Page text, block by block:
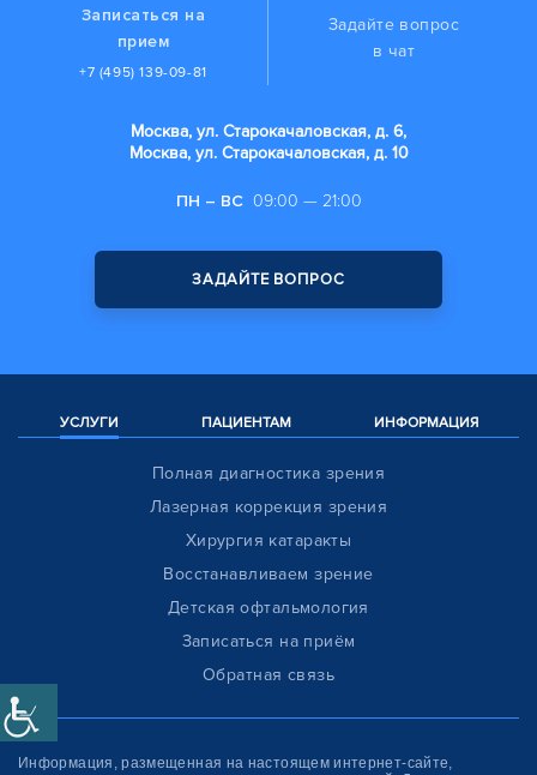
Записаться на
прием
+7 (495) 139-09-81
Задайте вопрос
в чат
Москва, ул. Старокачаловская, д. 6,
Москва, ул. Старокачаловская, д. 10
ПН – ВС 09:00 — 21:00
ЗАДАЙТЕ ВОПРОС
УСЛУГИ ПАЦИЕНТАМ ИНФОРМАЦИЯ
Полная диагностика зрения
Лазерная коррекция зрения
Хирургия катаракты
Восстанавливаем зрение
Детская офтальмология
Записаться на приём
Обратная связь
Информация, размещенная на настоящем интернет-сайте,